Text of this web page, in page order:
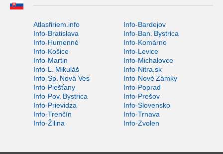
Atlasfiriem.info
Info-Bardejov
Info-Bratislava
Info-Ban. Bystrica
Info-Humenné
Info-Komárno
Info-Košice
Info-Levice
Info-Martin
Info-Michalovce
Info-L. Mikuláš
Info-Nitra.sk
Info-Sp. Nová Ves
Info-Nové Zámky
Info-Piešťany
Info-Poprad
Info-Pov. Bystrica
Info-Prešov
Info-Prievidza
Info-Slovensko
Info-Trenčín
Info-Trnava
Info-Žilina
Info-Zvolen